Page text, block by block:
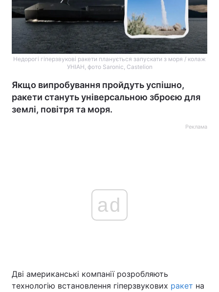
Україна Політика
Недорогі гіперзвукові ракети планується запускати з моря / колаж
УНІАН, фото Saronic, Castelion
Якщо випробування пройдуть успішно,
ракети стануть універсальною зброєю для
землі, повітря та моря.
Реклама
ad
Дві американські компанії розробляють
технологію встановлення гіперзвукових ракет на